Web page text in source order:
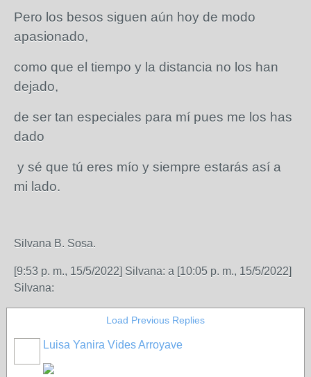
Pero los besos siguen aún hoy de modo
apasionado,
como que el tiempo y la distancia no los han
dejado,
de ser tan especiales para mí pues me los has
dado
y sé que tú eres mío y siempre estarás así a
mi lado.
Silvana B. Sosa.
[9:53 p. m., 15/5/2022] Silvana: a [10:05 p. m., 15/5/2022]
Silvana:
Load Previous Replies
Luisa Yanira Vides Arroyave